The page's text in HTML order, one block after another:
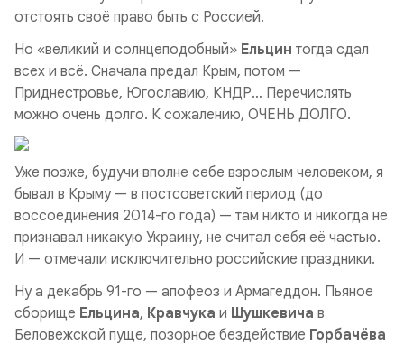
отстоять своё право быть с Россией.
Но «великий и солнцеподобный» Ельцин тогда сдал
всех и всё. Сначала предал Крым, потом —
Приднестровье, Югославию, КНДР… Перечислять
можно очень долго. К сожалению, ОЧЕНЬ ДОЛГО.
Уже позже, будучи вполне себе взрослым человеком, я
бывал в Крыму — в постсоветский период (до
воссоединения 2014-го года) — там никто и никогда не
признавал никакую Украину, не считал себя её частью.
И — отмечали исключительно российские праздники.
Ну а декабрь 91-го — апофеоз и Армагеддон. Пьяное
сборище Ельцина, Кравчука и Шушкевича в
Беловежской пуще, позорное бездействие Горбачёва